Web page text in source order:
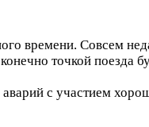
времени. Совсем
точкой поезда
с участием